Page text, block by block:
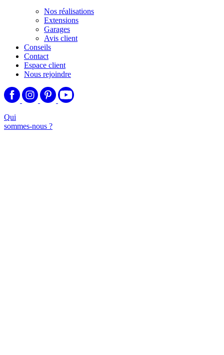
Nos réalisations
Extensions
Garages
Avis client
Conseils
Contact
Espace client
Nous rejoindre
Qui
sommes-nous ?